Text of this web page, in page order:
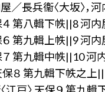
長兵衞〈大坂〉，河
第八輯下帙||8 河内
第九輯上帙||9 河内
第九輯中帙||10 河
保８ 第九輯下帙之